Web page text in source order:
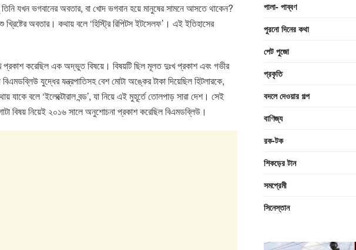
যখন ভগবানের অবতার, বা খোদ ভগবান হয়ে মানুষের সামনে আসতে থাকেন?
অবতার। কথায় বলে ‘হিস্ট্রি রিপিটস ইটসেলফ’। এই ইতিহাসের
প্রকাশ করেছিল এক অদ্ভুত বিষয়ে। বিষয়টি ছিল মূলত দুঃখ প্রকাশ এবং গভীর
যুদ্ধের যন্ত্রপাতিসহ বেশ মোটা অঙ্কের টাকা দিয়েছিল হিটলারকে,
বলে ‘ইলেক্টোরাল বন্ড’, যা নিয়ে এই মুহূর্তে তোলপাড় সারা দেশ। সেই
বিষয় নিয়েই ২০১৬ সালে অনুশোচনা প্রকাশ করেছিল বিএমডব্লিউ।
পালা- পাব্বণ
পুরনো দিনের কথা
পেট পুজো
প্রকৃতি
বদলে দেওয়ার গল্প
বাণিজ্য
রক-টক
শিকড়ের টান
সমপ্রেমী
সিনেস্তান